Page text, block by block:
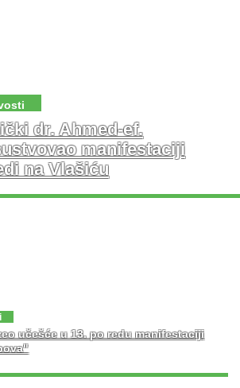
dr. Ahmed-ef.
manifestaciji
na Vlašiću
god. na platou Ljute Grede i
Ljiljan – general Mehmed Alagić
Dani pobjede – Dani ponosa,
učešće u 13. po redu manifestaciji